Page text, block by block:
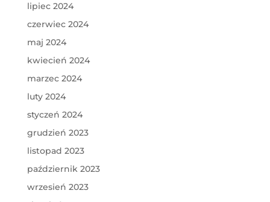
lipiec 2024
czerwiec 2024
maj 2024
kwiecień 2024
marzec 2024
luty 2024
styczeń 2024
grudzień 2023
listopad 2023
październik 2023
wrzesień 2023